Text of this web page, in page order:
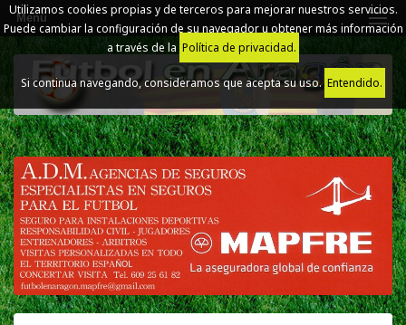
Utilizamos cookies propias y de terceros para mejorar nuestros servicios.
Puede cambiar la configuración de su navegador u obtener más información
a través de la Política de privacidad.
Si continua navegando, consideramos que acepta su uso.Entendido.
Menú